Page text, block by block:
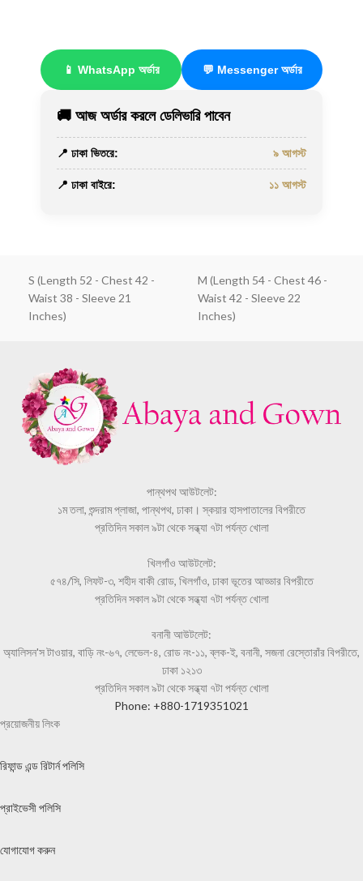
📱 WhatsApp অর্ডার 💬 Messenger অর্ডার
🚚 আজ অর্ডার করলে ডেলিভারি পাবেন
📍 ঢাকা ভিতরে: ৯ আগস্ট
📍 ঢাকা বাইরে: ১১ আগস্ট
S (Length 52 - Chest 42 -
Waist 38 - Sleeve 21
Inches)
M (Length 54 - Chest 46 -
Waist 42 - Sleeve 22
Inches)
পান্থপথ আউটলেট:
১ম তলা, শুন্দরাম প্লাজা, পান্থপথ, ঢাকা। স্কয়ার হাসপাতালের বিপরীতে
প্রতিদিন সকাল ৯টা থেকে সন্ধ্যা ৭টা পর্যন্ত খোলা
খিলগাঁও আউটলেট:
৫৭৪/সি, লিফট-৩, শহীদ বাকী রোড, খিলগাঁও, ঢাকা ভূতের আড্ডার বিপরীতে
প্রতিদিন সকাল ৯টা থেকে সন্ধ্যা ৭টা পর্যন্ত খোলা
বনানী আউটলেট:
অ্যালিসন'স টাওয়ার, বাড়ি নং-৬৭, লেভেল-৪, রোড নং-১১, ব্লক-ই, বনানী, সজনা রেস্তোরাঁর বিপরীতে,
ঢাকা ১২১৩
প্রতিদিন সকাল ৯টা থেকে সন্ধ্যা ৭টা পর্যন্ত খোলা
Phone: +880-1719351021
প্রয়োজনীয় লিংক
রিফান্ড এন্ড রিটার্ন পলিসি
প্রাইভেসী পলিসি
যোগাযোগ করুন